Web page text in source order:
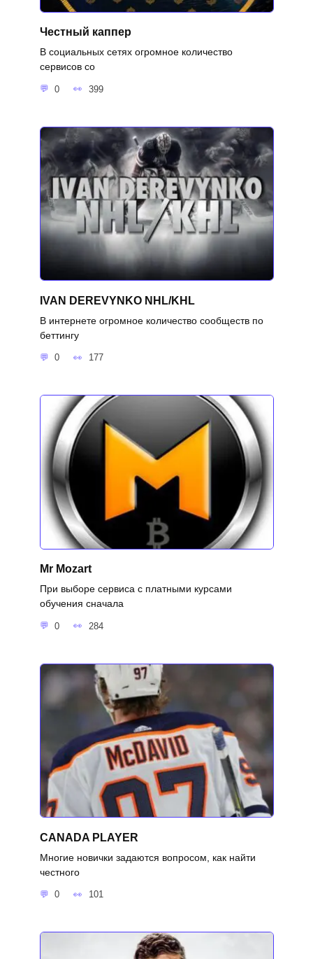
Честный каппер
В социальных сетях огромное количество
сервисов со
0 399
IVAN DEREVYNKO NHL/KHL
В интернете огромное количество сообществ по
беттингу
0 177
Mr Mozart
При выборе сервиса с платными курсами
обучения сначала
0 284
CANADA PLAYER
Многие новички задаются вопросом, как найти
честного
0 101